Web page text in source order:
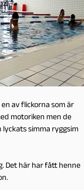
av flickorna som är
motoriken men de
simma ryggsim
Det här har fått henne